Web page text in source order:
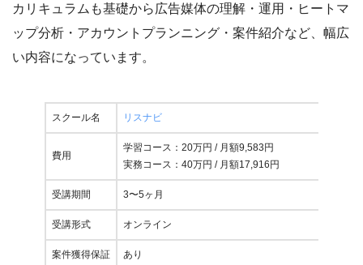
カリキュラムも基礎から広告媒体の理解・運用・ヒートマ
ップ分析・アカウントプランニング・案件紹介など、幅広
い内容になっています。
スクール名 リスナビ
費用
学習コース：20万円 / 月額9,583円
実務コース：40万円 / 月額17,916円
受講期間 3〜5ヶ月
受講形式 オンライン
案件獲得保証 あり